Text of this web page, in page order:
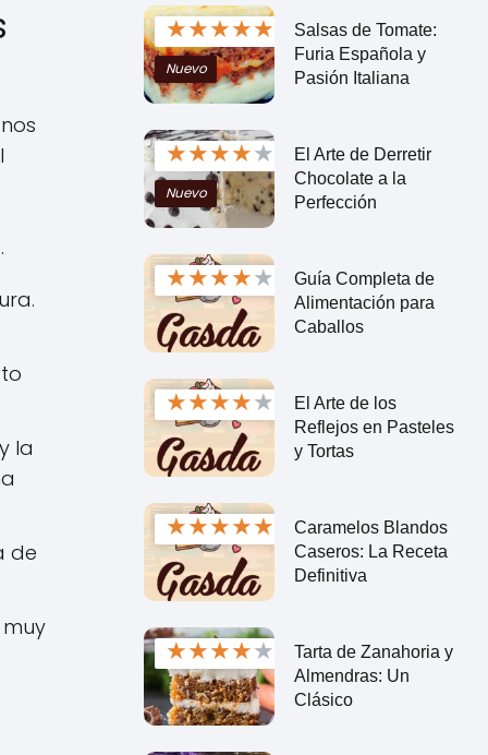
la
de
★★★★★
Nuevo
Salsas de Tomate:
Furia Española y
Pasión Italiana
★★★★★
Nuevo
El Arte de Derretir
Chocolate a la
Perfección
★★★★★
Guía Completa de
Alimentación para
Caballos
★★★★★
El Arte de los
Reflejos en Pasteles
y Tortas
★★★★★
Caramelos Blandos
Caseros: La Receta
Definitiva
★★★★★
Tarta de Zanahoria y
Almendras: Un
Clásico